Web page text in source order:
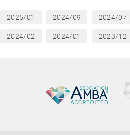
2025/01 2024/09 2024/07
2024/02 2024/01 2023/12